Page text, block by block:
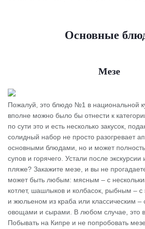
Основные
Мезе
Пожалуй, это блюдо №1 в национальной
вполне можно было бы отнести к
по сути это и есть несколько закусок,
солидный набор не просто разогревает
основными блюдами, но и может
супов и горячего. Устали после
пляже? Закажите мезе, и вы не
может быть любым: мясным – с
котлет, шашлыков и колбасок, рыбным – с
и жюльеном из краба или классическим –
овощами и сырами. В любом случае, это
Побывать на Кипре и не попробовать